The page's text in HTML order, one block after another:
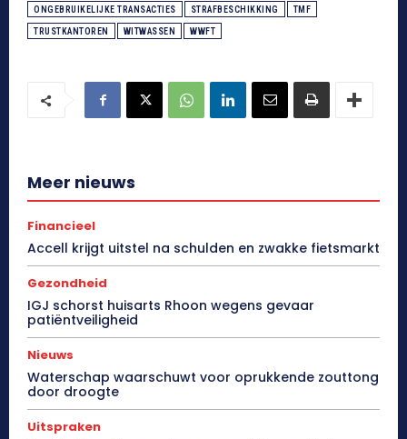
ONGEBRUIKELIJKE TRANSACTIES STRAFBESCHIKKING TMF
TRUSTKANTOREN WITWASSEN WWFT
Meer nieuws
Financieel
Accell krijgt uitstel na schulden en zwakke fietsmarkt
Gezondheid
IGJ schorst huisarts Rhoon wegens gevaar
patiëntveiligheid
Nieuws
Waterschap waarschuwt voor oprukkende zouttong
door droogte
Uitspraken